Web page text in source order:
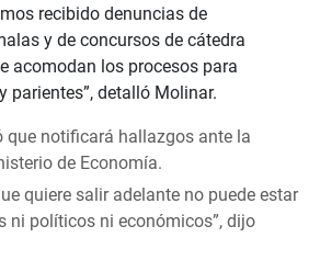
recibido denuncias de
y de concursos de cátedra
acomodan los procesos para
parientes”, detalló Molinar.
que notificará hallazgos ante la
de Economía.
quiere salir adelante no puede estar
ni políticos ni económicos”, dijo